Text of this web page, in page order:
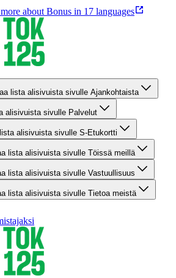
about Bonus in 17 languages
lista alisivuista sivulle Ajankohtaista
alisivuista sivulle Palvelut
alisivuista sivulle S-Etukortti
lista alisivuista sivulle Töissä meillä
lista alisivuista sivulle Vastuullisuus
lista alisivuista sivulle Tietoa meistä